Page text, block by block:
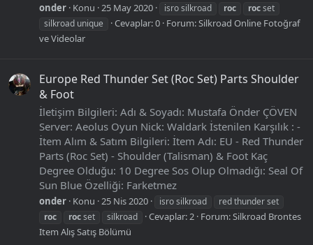
onder Konu 25 May 2020 isro silkroad roc rocset
silkroad unique
Cevaplar: 0 Forum:Silkroad Online Fotoğraf
ve Videolar
Europe Red Thunder Set (Roc Set) Parts Shoulder
& Foot
İletişim Bilgileri: Adı & Soyadı: Mustafa Önder ÇÖVEN
Server: Aeolus Oyun Nick: Waldark İstenilen Karşılık : -
İtem Alım & Satım Bilgileri: İtem Adı: EU - Red Thunder
Parts (Roc Set) - Shoulder (Talisman) & Foot Kaç
Degree Olduğu: 10 Degree Sos Olup Olmadığı: Seal Of
Sun Blue Özelliği: Farketmez
onder Konu 25 Nis 2020 isro silkroad
red thunder set
roc
rocset silkroad Cevaplar: 2 Forum:Silkroad Brontes
Item Alış Satış Bölümü